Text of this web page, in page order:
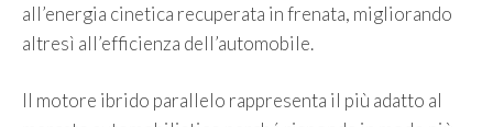
all’energia cinetica recuperata in frenata, migliorando
altresì all’efficienza dell’automobile.
Il motore ibrido parallelo rappresenta il più adatto al